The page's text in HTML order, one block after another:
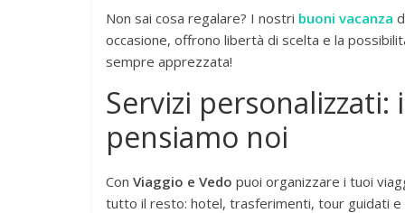
Non sai cosa regalare? I nostri buoni vacanza
occasione, offrono libertà di scelta e la
sempre apprezzata!
Servizi
pensiamo noi
Con Viaggio e Vedo puoi organizzare i tuoi
tutto il resto: hotel, trasferimenti, tour guidati